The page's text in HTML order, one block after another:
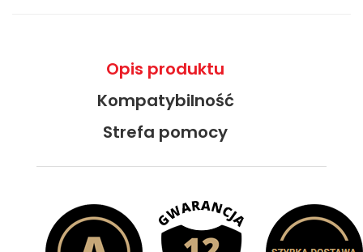
Opis produktu
Kompatybilność
Strefa pomocy